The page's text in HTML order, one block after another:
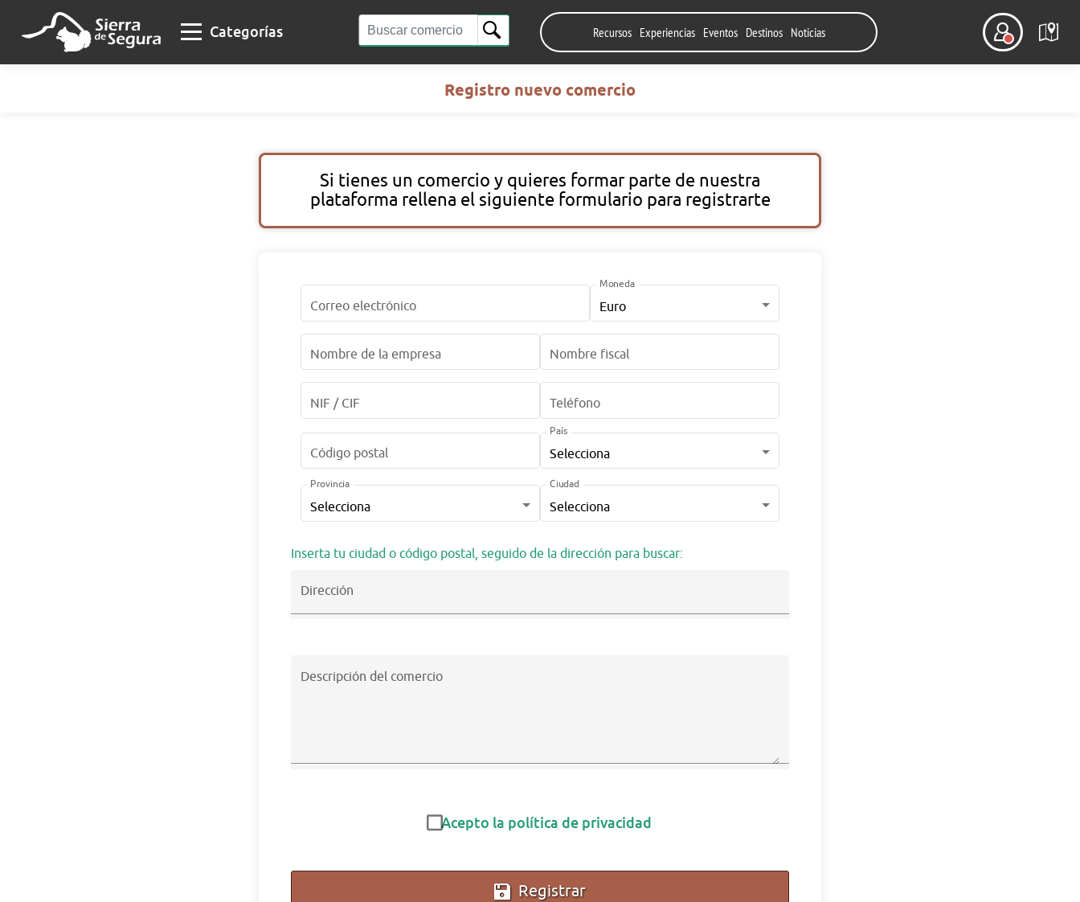
Categorías Recursos Experiencias Eventos Destinos Noticias
Registro nuevo comercio
Si tienes un comercio y quieres formar parte de nuestra
plataforma rellena el siguiente formulario para registrarte
Correo electrónico
Moneda
Nombre de la empresa Nombre fiscal
NIF / CIF Teléfono
Código postal
País
Provincia Ciudad
Inserta tu ciudad o código postal, seguido de la dirección para buscar:
Dirección
Descripción del comercio
Acepto la política de privacidad
Registrar